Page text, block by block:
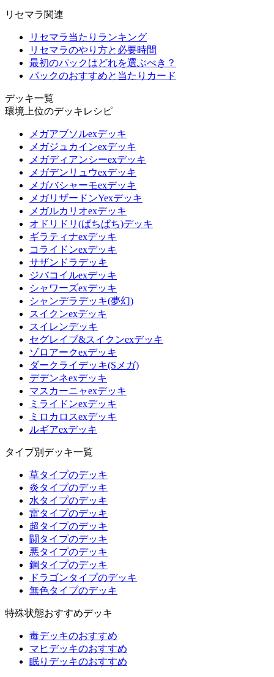
リセマラ関連
リセマラ当たりランキング
リセマラのやり方と必要時間
最初のパックはどれを選ぶべき？
パックのおすすめと当たりカード
デッキ一覧
環境上位のデッキレシピ
メガアブソルexデッキ
メガジュカインexデッキ
メガディアンシーexデッキ
メガデンリュウexデッキ
メガバシャーモexデッキ
メガリザードンYexデッキ
メガルカリオexデッキ
オドリドリ(ぱちぱち)デッキ
ギラティナexデッキ
コライドンexデッキ
サザンドラデッキ
ジバコイルexデッキ
シャワーズexデッキ
シャンデラデッキ(夢幻)
スイクンexデッキ
スイレンデッキ
セグレイブ&スイクンexデッキ
ゾロアークexデッキ
ダークライデッキ(Sメガ)
デデンネexデッキ
マスカーニャexデッキ
ミライドンexデッキ
ミロカロスexデッキ
ルギアexデッキ
タイプ別デッキ一覧
草タイプのデッキ
炎タイプのデッキ
水タイプのデッキ
雷タイプのデッキ
超タイプのデッキ
闘タイプのデッキ
悪タイプのデッキ
鋼タイプのデッキ
ドラゴンタイプのデッキ
無色タイプのデッキ
特殊状態おすすめデッキ
毒デッキのおすすめ
マヒデッキのおすすめ
眠りデッキのおすすめ